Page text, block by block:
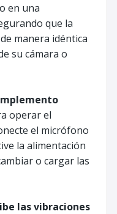
en una
que la
manera idéntica
su cámara o
operar el
el micrófono
la alimentación
o cargar las
las vibraciones